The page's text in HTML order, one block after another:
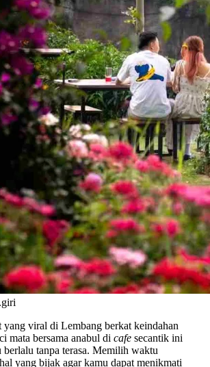
yang viral di Lembang berkat keindahan
mata bersama anabul di cafe secantik ini
berlalu tanpa terasa. Memilih waktu
yang bijak agar kamu dapat menikmati